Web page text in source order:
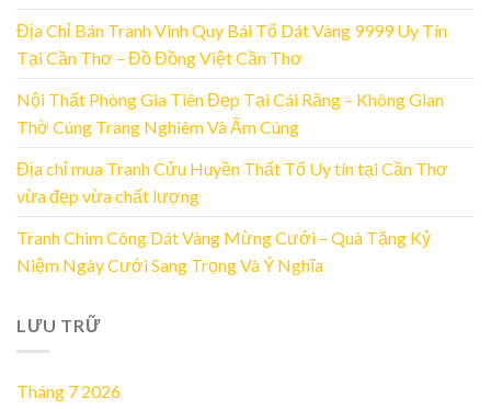
Địa Chỉ Bán Tranh Vinh Quy Bái Tổ Dát Vàng 9999 Uy Tín
Tại Cần Thơ – Đồ Đồng Việt Cần Thơ
Nội Thất Phòng Gia Tiên Đẹp Tại Cái Răng – Không Gian
Thờ Cúng Trang Nghiêm Và Ấm Cúng
Địa chỉ mua Tranh Cửu Huyền Thất Tổ Uy tín tại Cần Thơ
vừa đẹp vừa chất lượng
Tranh Chim Công Dát Vàng Mừng Cưới – Quà Tặng Kỷ
Niệm Ngày Cưới Sang Trọng Và Ý Nghĩa
LƯU TRỮ
Tháng 7 2026